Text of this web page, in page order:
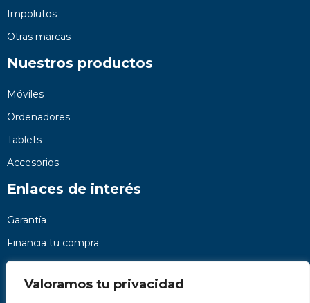
Valoramos tu privacidad
Impolutos
Otras marcas
Nuestros productos
Móviles
Ordenadores
Tablets
Accesorios
Enlaces de interés
Garantía
Financia tu compra
Preguntas frecuentes
Nosotros